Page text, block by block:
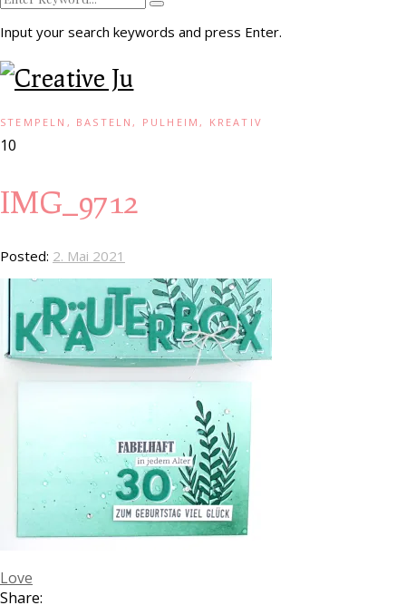
Input your search keywords and press Enter.
STEMPELN, BASTELN, PULHEIM, KREATIV
10
IMG_9712
Posted: 2. Mai 2021
Love
Share: